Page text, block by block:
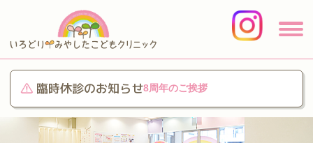
臨時休診のお知らせ8周年のご挨拶